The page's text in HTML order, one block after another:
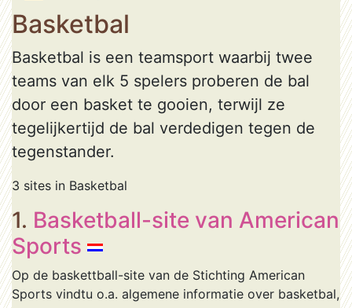
Basketbal
Basketbal is een teamsport waarbij twee
teams van elk 5 spelers proberen de bal
door een basket te gooien, terwijl ze
tegelijkertijd de bal verdedigen tegen de
tegenstander.
3 sites in Basketbal
1. Basketball-site van American
Sports
Op de baskettball-site van de Stichting American
Sports vindtu o.a. algemene informatie over basketbal,